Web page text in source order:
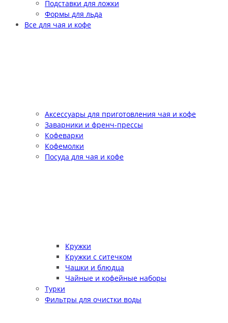
Подставки для ложки
Формы для льда
Все для чая и кофе
Аксессуары для приготовления чая и кофе
Заварники и френч-прессы
Кофеварки
Кофемолки
Посуда для чая и кофе
Кружки
Кружки с ситечком
Чашки и блюдца
Чайные и кофейные наборы
Турки
Фильтры для очистки воды